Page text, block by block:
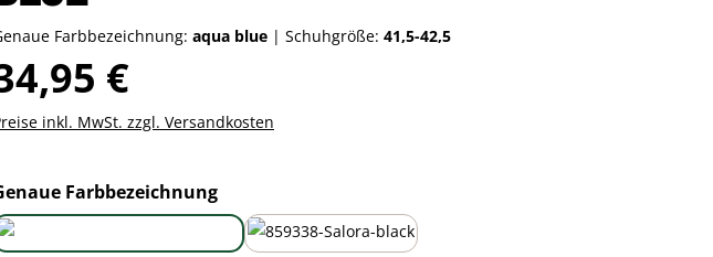
Farbbezeichnung: aqua blue | Schuhgröße: 41,5-42,5
Preis:
€
inkl. MwSt. zzgl. Versandkosten
Farbbezeichnungauswählen
aqua blue